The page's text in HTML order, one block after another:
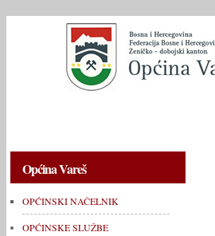
Općina Vareš
OPĆINSKI NAČELNIK
OPĆINSKE SLUŽBE